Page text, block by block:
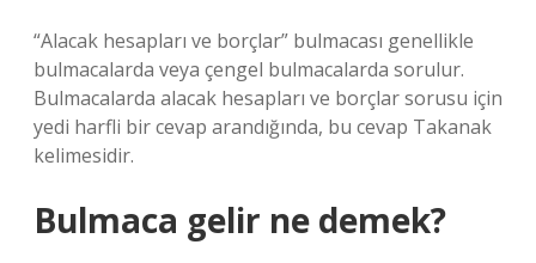
“Alacak hesapları ve borçlar” bulmacası genellikle
bulmacalarda veya çengel bulmacalarda sorulur.
Bulmacalarda alacak hesapları ve borçlar sorusu için
yedi harfli bir cevap arandığında, bu cevap Takanak
kelimesidir.
Bulmaca gelir ne demek?